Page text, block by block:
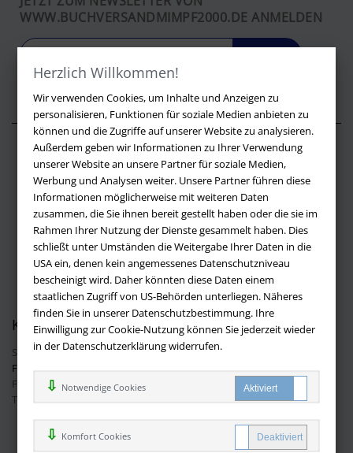
Herzlich Willkommen!
Wir verwenden Cookies, um Inhalte und Anzeigen zu
personalisieren, Funktionen für soziale Medien anbieten zu
können und die Zugriffe auf unserer Website zu analysieren.
Außerdem geben wir Informationen zu Ihrer Verwendung
unserer Website an unsere Partner für soziale Medien,
Werbung und Analysen weiter. Unsere Partner führen diese
Informationen möglicherweise mit weiteren Daten
zusammen, die Sie ihnen bereit gestellt haben oder die sie im
Rahmen Ihrer Nutzung der Dienste gesammelt haben. Dies
schließt unter Umständen die Weitergabe Ihrer Daten in die
USA ein, denen kein angemessenes Datenschutzniveau
bescheinigt wird. Daher könnten diese Daten einem
staatlichen Zugriff von US-Behörden unterliegen. Näheres
finden Sie in unserer Datenschutzbestimmung. Ihre
Einwilligung zur Cookie-Nutzung können Sie jederzeit wieder
in der Datenschutzerklärung widerrufen.
Notwendige Cookies
Komfort Cookies
WWW.BUCHVERSANDMIMPF2000.DE ANMELDEN
Über buchversandmimpf2000.de
Impressum
Versandbedingungen
Widerruf
Batteriehinweis
AGB
Datenschutz
Kontakt
Sie haben Fragen?Hier finden Sie Antworten auf häufig gestellte
Fragen.
Fragen per E-Mail:info@buchversandmimpf2000.de
Telefon: +49 (0)9209 20 23 188
Ihre Vorteile bei uns
Kostenloser Versand innerhalb Deutschlands